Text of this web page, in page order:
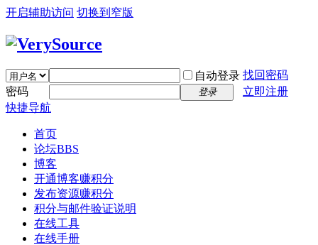
开启辅助访问 切换到窄版
自动登录 找回密码
密码
登录
立即注册
快捷导航
首页
论坛BBS
博客
开通博客赚积分
发布资源赚积分
积分与邮件验证说明
在线工具
在线手册